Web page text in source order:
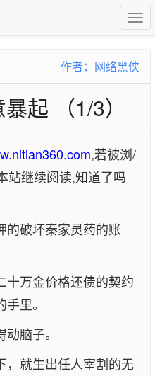
作者：网络黑侠
起 （1/3）
,若被浏/
站继续阅读,知道了吗
的破坏秦家灵药的账
十万金价格还债的契约
里。
脑子。
，就生出任人宰割的无